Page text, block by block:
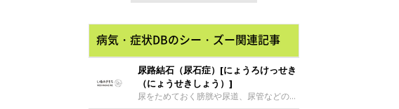
病気・症状DBのシー・ズー関連記事
尿路結石（尿石症）[にょうろけっせき
（にょうせきしょう）]
尿をためておく膀胱や尿道、尿管などの尿